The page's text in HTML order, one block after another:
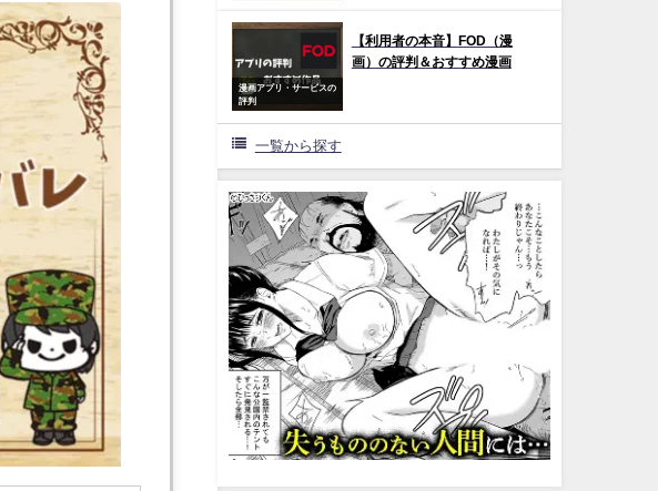
漫画アプリ・サービスの
評判
【利用者の本音】FOD（漫
画）の評判＆おすすめ漫画
一覧から探す